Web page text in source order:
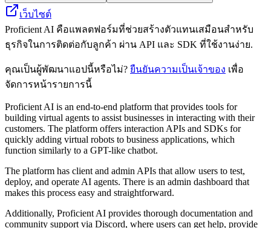
เว็บไซต์
Proficient AI คือแพลตฟอร์มที่ช่วยสร้างตัวแทนเสมือนสำหรับ
ธุรกิจในการติดต่อกับลูกค้า ผ่าน API และ SDK ที่ใช้งานง่าย.
คุณเป็นผู้พัฒนาแอปนี้หรือไม่? ยืนยันความเป็นเจ้าของ เพื่อ
จัดการหน้ารายการนี้
Proficient AI is an end-to-end platform that provides tools for
building virtual agents to assist businesses in interacting with their
customers. The platform offers interaction APIs and SDKs for
quickly adding virtual robots to business applications, which
function similarly to a GPT-like chatbot.
The platform has client and admin APIs that allow users to test,
deploy, and operate AI agents. There is an admin dashboard that
makes this process easy and straightforward.
Additionally, Proficient AI provides thorough documentation and
community support via Discord, where users can get help, provide